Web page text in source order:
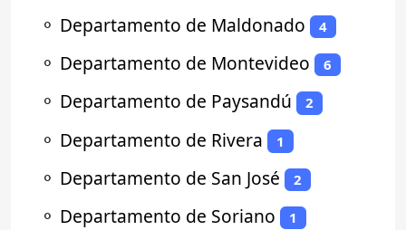
⚬ Departamento de Maldonado 4
⚬ Departamento de Montevideo 6
⚬ Departamento de Paysandú 2
⚬ Departamento de Rivera 1
⚬ Departamento de San José 2
⚬ Departamento de Soriano 1